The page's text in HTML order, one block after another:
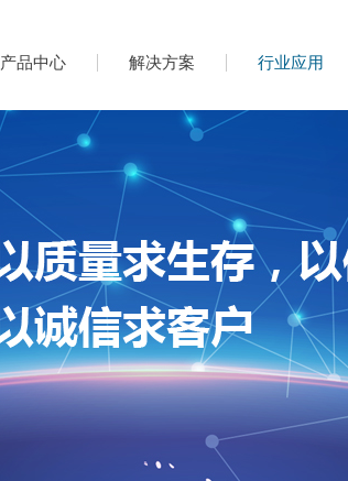
产品中心 解决方案 行业应用